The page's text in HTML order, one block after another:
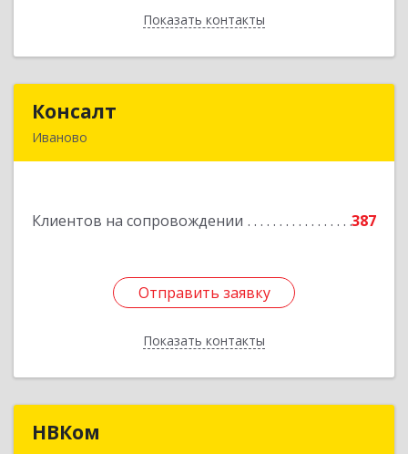
Показать контакты
Назад
Консалт
Иваново
Клиентов на сопровождении 387
Отправить заявку
Показать контакты
Подробнее
Отправить заявку
Назад
НВКом